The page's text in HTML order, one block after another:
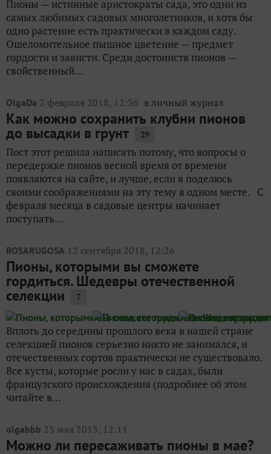
Пионы — истинные аристократы сада, это одни из
самых любимых садовых многолетников, и хотя бы
одно растение есть практически в каждом саду.
Ошеломительное пышное цветение — предмет
гордости и зависти. Среди достоинств пионов —
свойственный...
OlgaDa 2 февраля 2018, 12:36 в личный журнал
Как можно сохранить клубни пионов
до высадки в грунт 29
Пост этот решила написать потому, что вопросы о
передержке пионов весной время от времени
появляются на сайте, и лучше, если я поделюсь
своими соображениями на эту тему в одном месте. С
февраля месяца в садовые центры начинает
поступать...
ROSARUGOSA 12 сентября 2018, 12:26
Пионы, которыми вы сможете
гордиться. Шедевры отечественной
селекции 7
Вплоть до середины прошлого века в нашей стране
селекцией пионов серьезно никто не занимался, и
отечественных сортов практически не существовало.
Все кусты, которые росли у нас в садах, были
французского происхождения (подробнее об этом
читайте в...
olgabbb 23 мая 2015, 12:11
Можно ли пересаживать пионы в мае?